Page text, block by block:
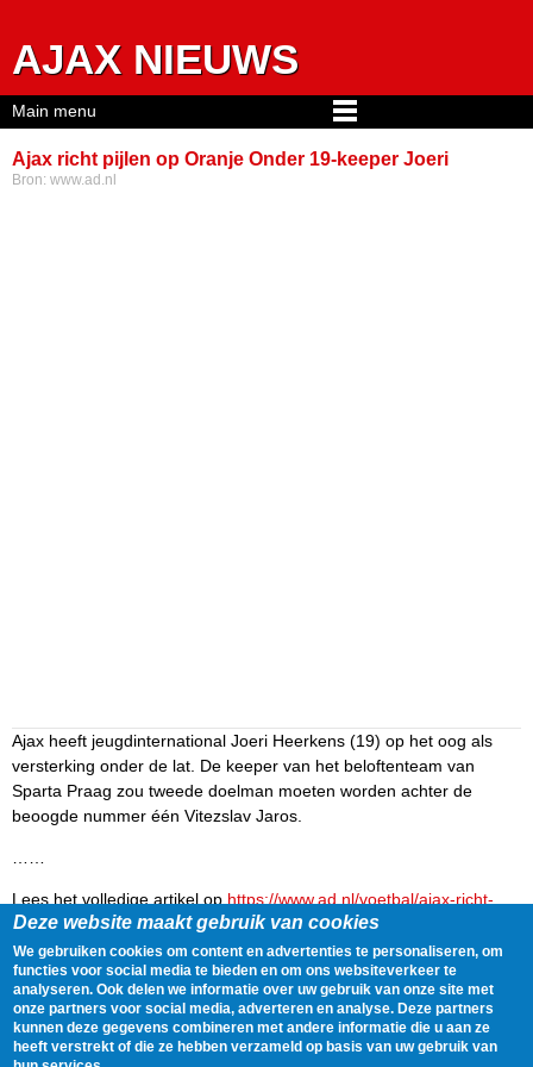
AJAX NIEUWS
Ajax richt pijlen op Oranje Onder 19-keeper Joeri
Bron: www.ad.nl
Ajax heeft jeugdinternational Joeri Heerkens (19) op het oog als
versterking onder de lat. De keeper van het beloftenteam van
Sparta Praag zou tweede doelman moeten worden achter de
beoogde nummer één Vitezslav Jaros.
Lees het volledige artikel op https://www.ad.nl/voetbal/ajax-richt-
pijlen-op-oranje-onder-19-keeper-joeri-heerkens~ab16cccb/
Delen Tweet 17 June, 2025 - 12:33
Gegevens
Main menu
Deze website maakt gebruik van cookies
We gebruiken cookies om content en advertenties te personaliseren, om
functies voor social media te bieden en om ons websiteverkeer te
analyseren. Ook delen we informatie over uw gebruik van onze site met
onze partners voor social media, adverteren en analyse. Deze partners
kunnen deze gegevens combineren met andere informatie die u aan ze
heeft verstrekt of die ze hebben verzameld op basis van uw gebruik van